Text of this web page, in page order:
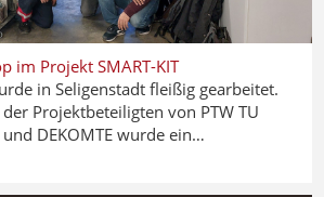
im Projekt SMART-KIT
in Seligenstadt fleißig gearbeitet.
Projektbeteiligten von PTW TU
und DEKOMTE wurde ein…